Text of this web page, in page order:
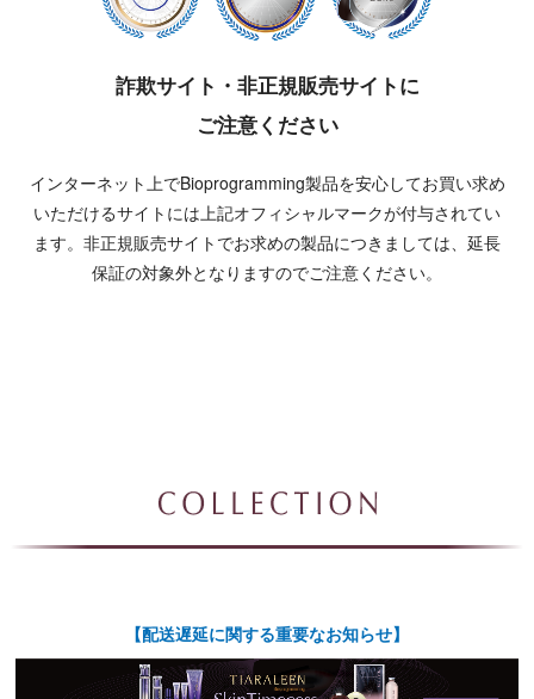
詐欺サイト・非正規販売サイトに
ご注意ください
インターネット上でBioprogramming製品を安心してお買い求め
いただけるサイトには上記オフィシャルマークが付与されてい
ます。 非正規販売サイトでお求めの製品につきましては、延長
保証の対象外となりますのでご注意ください。
【配送遅延に関する重要なお知らせ】